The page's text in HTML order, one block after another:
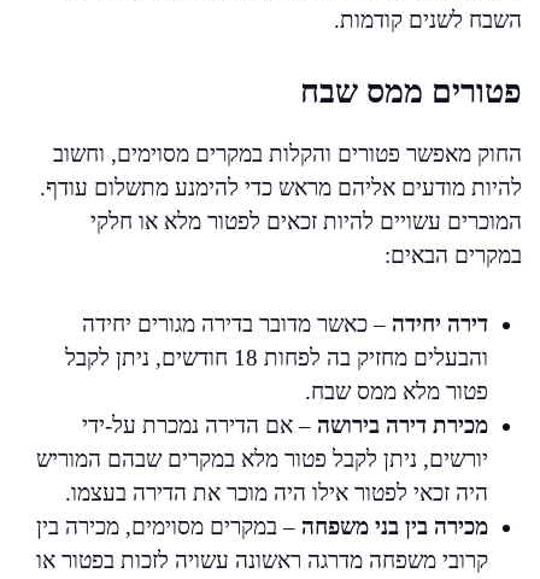
השבח לשנים קודמות.
פטורים ממס שבח
החוק מאפשר פטורים והקלות במקרים מסוימים, וחשוב
להיות מודעים אליהם מראש כדי להימנע מתשלום עודף.
המוכרים עשויים להיות זכאים לפטור מלא או חלקי
במקרים הבאים:
דירה יחידה – כאשר מדובר בדירה מגורים יחידה
והבעלים מחזיק בה לפחות 18 חודשים, ניתן לקבל
פטור מלא ממס שבח.
מכירת דירה בירושה – אם הדירה נמכרת על-ידי
יורשים, ניתן לקבל פטור מלא במקרים שבהם המוריש
היה זכאי לפטור אילו היה מוכר את הדירה בעצמו.
מכירה בין בני משפחה – במקרים מסוימים, מכירה בין
קרובי משפחה מדרגה ראשונה עשויה לזכות בפטור או